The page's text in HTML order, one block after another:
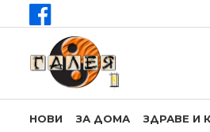
НОВИ ЗА ДОМА ЗДРАВЕ И